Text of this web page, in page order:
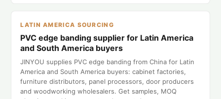
LATIN AMERICA SOURCING
PVC edge banding supplier for Latin America
and South America buyers
JINYOU supplies PVC edge banding from China for Latin
America and South America buyers: cabinet factories,
furniture distributors, panel processors, door producers
and woodworking wholesalers. Get samples, MOQ